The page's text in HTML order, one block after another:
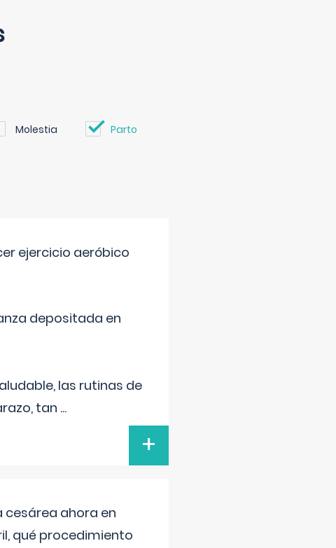
Molestia Parto
ejercicio aeróbico
depositada en
las rutinas de
tan ...
+
cesárea ahora en
qué procedimiento